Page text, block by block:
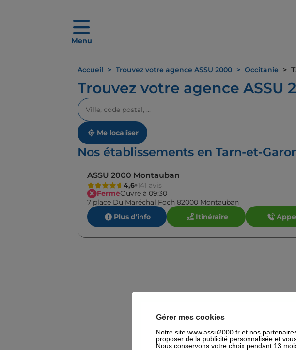
Menu
Accueil Trouvez votre agence ASSU 2000 Occitanie
Trouvez votre agence ASSU
Veuillez
renseigner
une
adresse
Me localiser
Nos établissements en Tarn-et-
ASSU 2000 Montauban
4,6 141 avis
FerméOuvre à 09:30
7 place Du Maréchal Foch 82000 Montauban
Plus d'info
Itinéraire
Gérer mes cookies
Notre site www.assu2000.fr et nos
proposer de la publicité personnalisée et
Nous conservons votre choix pendant 13